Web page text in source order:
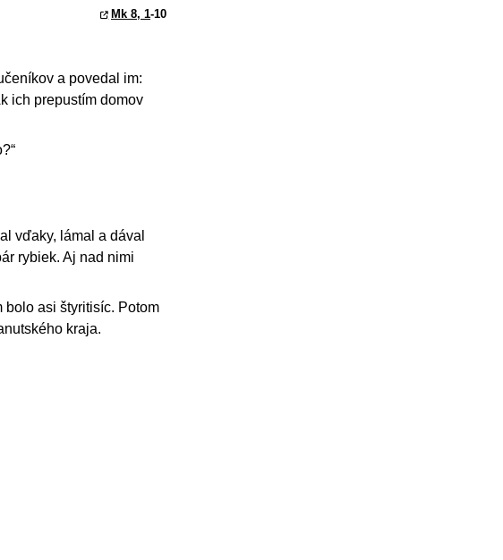
Mk 8, 1-10
a povedal im:
ich prepustím domov
vďaky, lámal a dával
rybiek. Aj nad nimi
bolo asi štyritisíc. Potom
kraja.